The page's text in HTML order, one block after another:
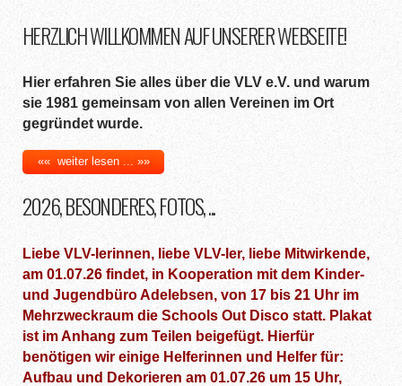
HERZLICH WILLKOMMEN AUF UNSERER WEBSEITE!
Hier erfahren Sie alles über die VLV e.V. und warum
sie 1981 gemeinsam von allen Vereinen im Ort
gegründet wurde.
«« weiter lesen ... »»
2026, BESONDERES, FOTOS, ...
Liebe VLV-lerinnen, liebe VLV-ler, liebe Mitwirkende,
am 01.07.26 findet, in Kooperation mit dem Kinder-
und Jugendbüro Adelebsen, von 17 bis 21 Uhr im
Mehrzweckraum die Schools Out Disco statt. Plakat
ist im Anhang zum Teilen beigefügt. Hierfür
benötigen wir einige Helferinnen und Helfer für:
Aufbau und Dekorieren am 01.07.26 um 15 Uhr,